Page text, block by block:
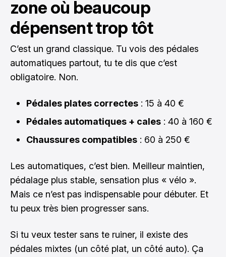
zone où beaucoup
dépensent trop tôt
C’est un grand classique. Tu vois des pédales
automatiques partout, tu te dis que c’est
obligatoire. Non.
Pédales plates correctes : 15 à 40 €
Pédales automatiques + cales : 40 à 160 €
Chaussures compatibles : 60 à 250 €
Les automatiques, c’est bien. Meilleur maintien,
pédalage plus stable, sensation plus « vélo ».
Mais ce n’est pas indispensable pour débuter. Et
tu peux très bien progresser sans.
Si tu veux tester sans te ruiner, il existe des
pédales mixtes (un côté plat, un côté auto). Ça